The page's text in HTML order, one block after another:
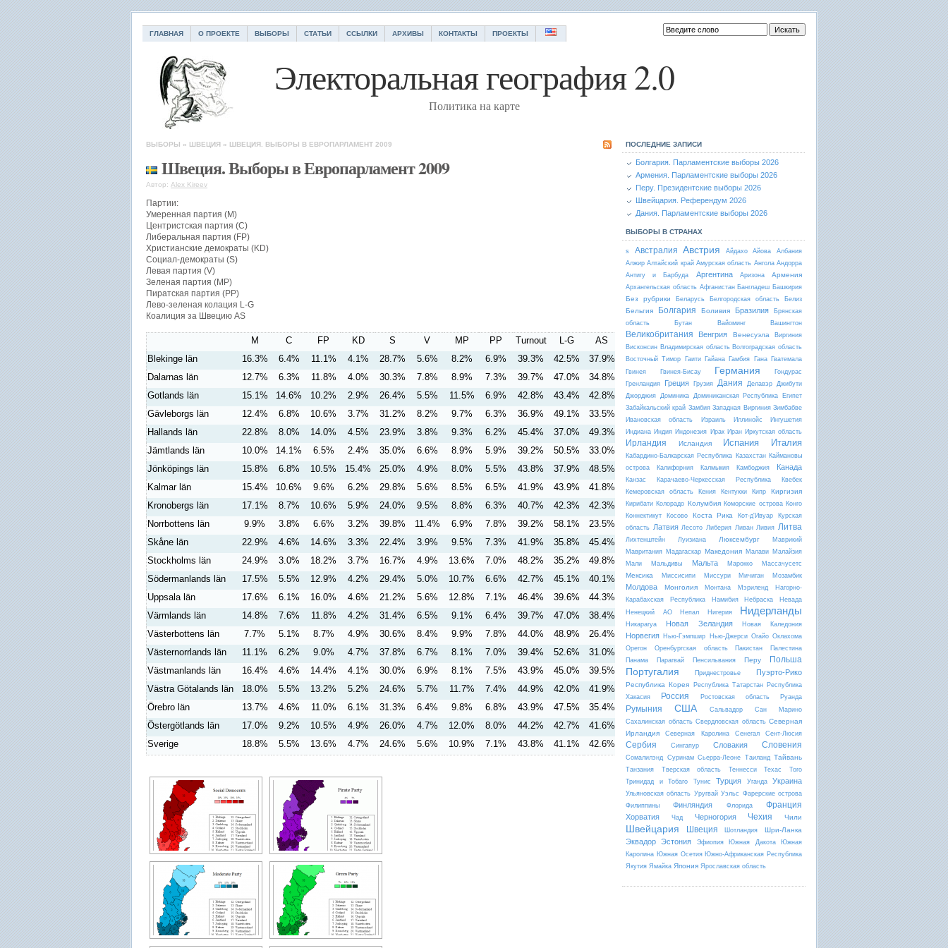
ГЛАВНАЯ О ПРОЕКТЕ ВЫБОРЫ СТАТЬИ ССЫЛКИ АРХИВЫ КОНТАКТЫ ПРОЕКТЫ
Электоральная география 2.0
Политика на карте
ВЫБОРЫ » ШВЕЦИЯ » ШВЕЦИЯ. ВЫБОРЫ В ЕВРОПАРЛАМЕНТ 2009
Швеция. Выборы в Европарламент 2009
Автор: Alex Kireev
Партии:
Умеренная партия (M)
Центристская партия (C)
Либеральная партия (FP)
Христианские демократы (KD)
Социал-демократы (S)
Левая партия (V)
Зеленая партия (MP)
Пиратская партия (PP)
Лево-зеленая колация L-G
Коалиция за Швецию AS
M C FP KD S V MP PP Turnout L-G
AS
Blekinge län
16.3% 6.4% 11.1% 4.1% 28.7% 5.6% 8.2% 6.9% 39.3% 42.5%
37.9%
Dalarnas län
12.7% 6.3% 11.8% 4.0% 30.3% 7.8% 8.9% 7.3% 39.7% 47.0%
34.8%
Gotlands län
15.1% 14.6% 10.2% 2.9% 26.4% 5.5% 11.5% 6.9% 42.8% 43.4%
42.8%
Gävleborgs län
12.4% 6.8% 10.6% 3.7% 31.2% 8.2% 9.7% 6.3% 36.9% 49.1%
33.5%
Hallands län
22.8% 8.0% 14.0% 4.5% 23.9% 3.8% 9.3% 6.2% 45.4% 37.0%
49.3%
Jämtlands län
10.0% 14.1% 6.5% 2.4% 35.0% 6.6% 8.9% 5.9% 39.2% 50.5%
33.0%
Jönköpings län
15.8% 6.8% 10.5% 15.4% 25.0% 4.9% 8.0% 5.5% 43.8% 37.9%
48.5%
Kalmar län
15.4% 10.6% 9.6% 6.2% 29.8% 5.6% 8.5% 6.5% 41.9% 43.9%
41.8%
Kronobergs län
17.1% 8.7% 10.6% 5.9% 24.0% 9.5% 8.8% 6.3% 40.7% 42.3%
42.3%
Norrbottens län
9.9% 3.8% 6.6% 3.2% 39.8% 11.4% 6.9% 7.8% 39.2% 58.1%
23.5%
Skåne län
22.9% 4.6% 14.6% 3.3% 22.4% 3.9% 9.5% 7.3% 41.9% 35.8%
45.4%
Stockholms län
24.9% 3.0% 18.2% 3.7% 16.7% 4.9% 13.6% 7.0% 48.2% 35.2%
49.8%
Södermanlands län
17.5% 5.5% 12.9% 4.2% 29.4% 5.0% 10.7% 6.6% 42.7% 45.1%
40.1%
Uppsala län
17.6% 6.1% 16.0% 4.6% 21.2% 5.6% 12.8% 7.1% 46.4% 39.6%
44.3%
Värmlands län
14.8% 7.6% 11.8% 4.2% 31.4% 6.5% 9.1% 6.4% 39.7% 47.0%
38.4%
Västerbottens län
7.7% 5.1% 8.7% 4.9% 30.6% 8.4% 9.9% 7.8% 44.0% 48.9%
26.4%
Västernorrlands län
11.1% 6.2% 9.0% 4.7% 37.8% 6.7% 8.1% 7.0% 39.4% 52.6%
31.0%
Västmanlands län
16.4% 4.6% 14.4% 4.1% 30.0% 6.9% 8.1% 7.5% 43.9% 45.0%
39.5%
Västra Götalands län
18.0% 5.5% 13.2% 5.2% 24.6% 5.7% 11.7% 7.4% 44.9% 42.0%
41.9%
Örebro län
13.7% 4.6% 11.0% 6.1% 31.3% 6.4% 9.8% 6.8% 43.9% 47.5%
35.4%
Östergötlands län
17.0% 9.2% 10.5% 4.9% 26.0% 4.7% 12.0% 8.0% 44.2% 42.7%
41.6%
Sverige
18.8% 5.5% 13.6% 4.7% 24.6% 5.6% 10.9% 7.1% 43.8% 41.1% 42.6%
ПОСЛЕДНИЕ ЗАПИСИ
Болгария. Парламентские выборы 2026
Армения. Парламентские выборы 2026
Перу. Президентские выборы 2026
Швейцария. Референдум 2026
Дания. Парламентские выборы 2026
ВЫБОРЫ В СТРАНАХ
s Австралия Австрия Айдахо Айова
Албания
Алжир Алтайский край Амурская область Ангола Андорра
Антигу и Барбуда
Аргентина Аризона Армения
Архангельская область Афганистан Бангладеш Башкирия
Без рубрики Беларусь Белгородская область Белиз
Бельгия Болгария Боливия Бразилия
Брянская
область
Бутан Вайоминг Вашингтон
Великобритания Венгрия Венесуэла
Виргиния
Висконсин Владимирская область Волгоградская область
Восточный Тимор
Гаити Гайана Гамбия Гана
Гватемала
Гвинея
Гвинея-Бисау Германия
Гондурас
Гренландия
Греция Грузия Дания Делавэр Джибути
Джорджия Доминика Доминиканская Республика
Египет
Забайкальский край Замбия Западная Виргиния Зимбабве
Ивановская область
Израиль Иллинойс
Ингушетия
Индиана Индия Индонезия Ирак Иран Иркутская область
Ирландия Исландия Испания Италия
Кабардино-Балкарская Республика Казахстан Каймановы
острова
Калифорния Калмыкия Камбоджия Канада
Канзас Карачаево-Черкесская Республика
Квебек
Кемеровская область
Кения Кентукки Кипр Киргизия
Кирибати Колорадо Колумбия Коморские острова Конго
Коннектикут
Косово Коста Рика Кот-д'Ивуар
Курская
область Латвия Лесото Либерия Ливан Ливия Литва
Лихтенштейн Луизиана Люксембург
Маврикий
Мавритания Мадагаскар Македония Малави Малайзия
Мали
Мальдивы Мальта Марокко Массачусетс
Мексика Миссисипи Миссури Мичиган Мозамбик
Молдова Монголия Монтана Мэриленд
Нагорно-
Карабахская Республика
Намибия Небраска
Невада
Ненецкий АО
Непал Нигерия Нидерланды
Никарагуа Новая Зеландия Новая Каледония
Норвегия Нью-Гэмпшир Нью-Джерси Огайо Оклахома
Орегон
Оренбургская область Пакистан
Палестина
Панама
Парагвай Пенсильвания Перу Польша
Португалия Приднестровье Пуэрто-Рико
Республика Корея Республика Татарстан
Республика
Хакасия
Россия Ростовская область Руанда
Румыния США Сальвадор
Сан Марино
Сахалинская область Свердловская область Северная
Ирландия
Северная Каролина Сенегал Сент-Люсия
Сербия Сингапур Словакия Словения
Сомалилэнд Суринам Сьерра-Леоне Таиланд Тайвань
Танзания Тверская область Теннесси Техас
Того
Тринидад и Тобаго
Тунис Турция Уганда Украина
Ульяновская область Уругвай Уэльс Фарерские острова
Филиппины
Финляндия Флорида Франция
Хорватия Чад Черногория Чехия Чили
Швейцария Швеция Шотландия Шри-Ланка
Эквадор Эстония Эфиопия Южная Дакота
Южная
Каролина Южная Осетия Южно-Африканская Республика
Якутия Ямайка Япония Ярославская область